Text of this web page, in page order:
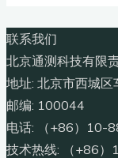
联系我们
北京通测科技有限
地址: 北京市西城
邮编: 100044
电话: （+86）10-
技术热线: （+86